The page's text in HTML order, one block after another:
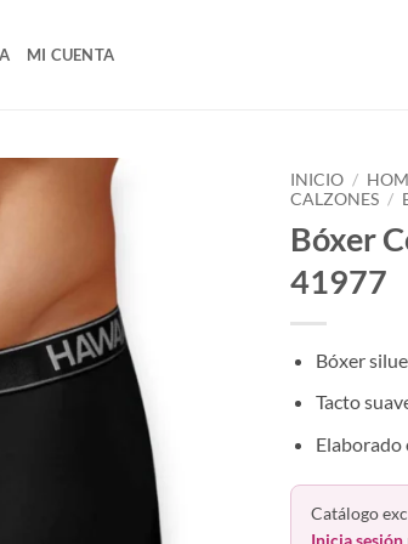
MI CUENTA
INICIO /
CALZONES /
Bóxer
41977
Bóxer
Tacto
Elaborado
Catálogo
Inicia sesión